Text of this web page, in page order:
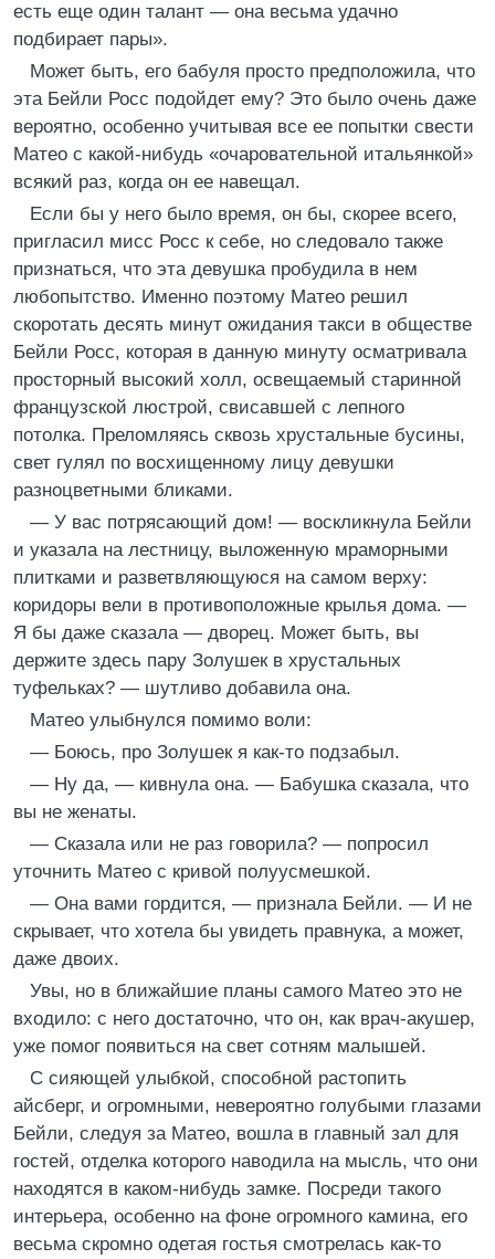
есть еще один талант — она весьма удачно
подбирает пары».
Может быть, его бабуля просто предположила, что
эта Бейли Росс подойдет ему? Это было очень даже
вероятно, особенно учитывая все ее попытки свести
Матео с какой-нибудь «очаровательной итальянкой»
всякий раз, когда он ее навещал.
Если бы у него было время, он бы, скорее всего,
пригласил мисс Росс к себе, но следовало также
признаться, что эта девушка пробудила в нем
любопытство. Именно поэтому Матео решил
скоротать десять минут ожидания такси в обществе
Бейли Росс, которая в данную минуту осматривала
просторный высокий холл, освещаемый старинной
французской люстрой, свисавшей с лепного
потолка. Преломляясь сквозь хрустальные бусины,
свет гулял по восхищенному лицу девушки
разноцветными бликами.
— У вас потрясающий дом! — воскликнула Бейли
и указала на лестницу, выложенную мраморными
плитками и разветвляющуюся на самом верху:
коридоры вели в противоположные крылья дома. —
Я бы даже сказала — дворец. Может быть, вы
держите здесь пару Золушек в хрустальных
туфельках? — шутливо добавила она.
Матео улыбнулся помимо воли:
— Боюсь, про Золушек я как-то подзабыл.
— Ну да, — кивнула она. — Бабушка сказала, что
вы не женаты.
— Сказала или не раз говорила? — попросил
уточнить Матео с кривой полуусмешкой.
— Она вами гордится, — признала Бейли. — И не
скрывает, что хотела бы увидеть правнука, а может,
даже двоих.
Увы, но в ближайшие планы самого Матео это не
входило: с него достаточно, что он, как врач-акушер,
уже помог появиться на свет сотням малышей.
С сияющей улыбкой, способной растопить
айсберг, и огромными, невероятно голубыми глазами
Бейли, следуя за Матео, вошла в главный зал для
гостей, отделка которого наводила на мысль, что они
находятся в каком-нибудь замке. Посреди такого
интерьера, особенно на фоне огромного камина, его
весьма скромно одетая гостья смотрелась как-то